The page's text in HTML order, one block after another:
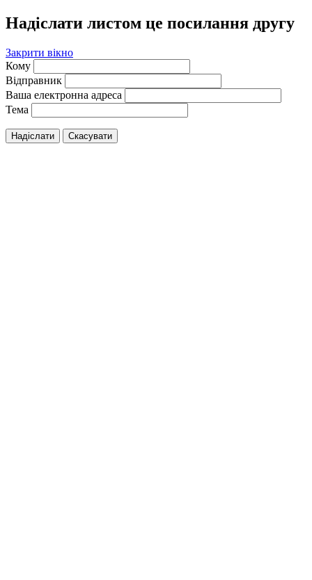
Надіслати листом це посилання другу
Закрити вікно
Кому
Відправник
Ваша електронна адреса
Тема
Надіслати Скасувати